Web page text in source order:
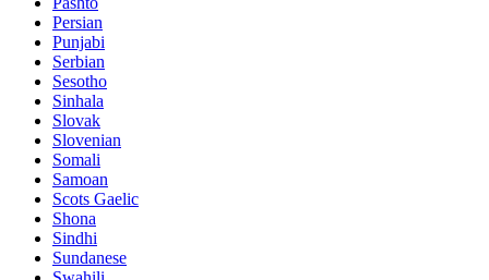
Persian
Punjabi
Serbian
Sesotho
Sinhala
Slovak
Slovenian
Somali
Samoan
Scots Gaelic
Shona
Sindhi
Sundanese